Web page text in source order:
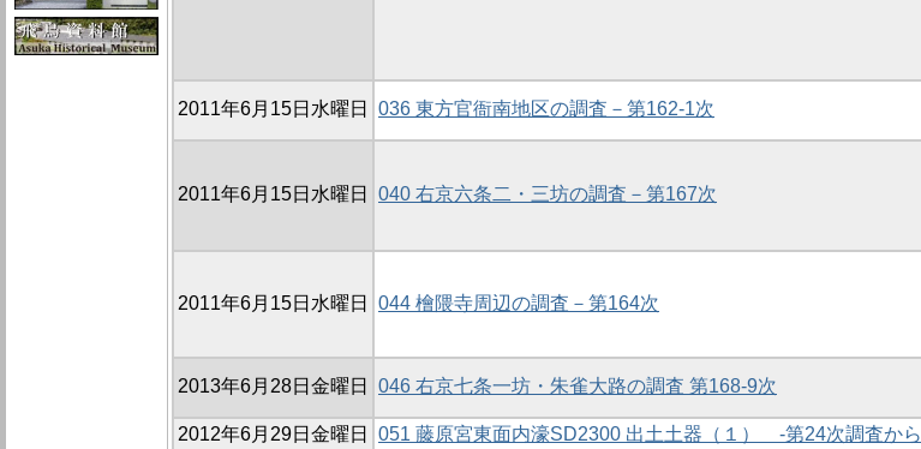
2011年6月15日水曜日 036 東方官衙南地区の調査－第162-1次
2011年6月15日水曜日 040 右京六条二・三坊の調査－第167次
2011年6月15日水曜日 044 檜隈寺周辺の調査－第164次
2013年6月28日金曜日 046 右京七条一坊・朱雀大路の調査 第168-9次
2012年6月29日金曜日
051 藤原宮東面内濠SD2300 出土土器（１） -第24次調査から